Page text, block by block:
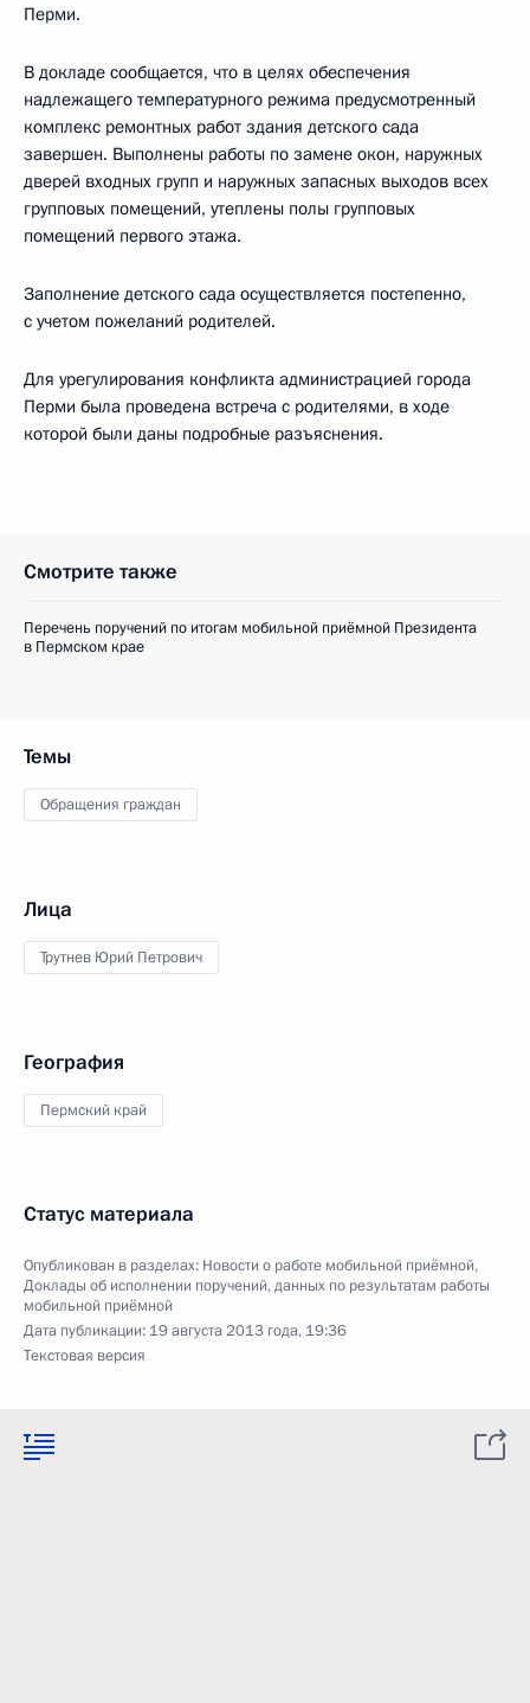
Перми.
В докладе сообщается, что в целях обеспечения
надлежащего температурного режима предусмотренный
комплекс ремонтных работ здания детского сада
завершен. Выполнены работы по замене окон, наружных
дверей входных групп и наружных запасных выходов всех
групповых помещений, утеплены полы групповых
помещений первого этажа.
Заполнение детского сада осуществляется постепенно,
с учетом пожеланий родителей.
Для урегулирования конфликта администрацией города
Перми была проведена встреча с родителями, в ходе
которой были даны подробные разъяснения.
Смотрите также
Перечень поручений по итогам мобильной приёмной Президента
в Пермском крае
Темы
Обращения граждан
Лица
Трутнев Юрий Петрович
География
Пермский край
Статус материала
Опубликован в разделах: Новости о работе мобильной приёмной,
Доклады об исполнении поручений, данных по результатам работы
мобильной приёмной
Дата публикации: 19 августа 2013 года, 19:36
Текстовая версия